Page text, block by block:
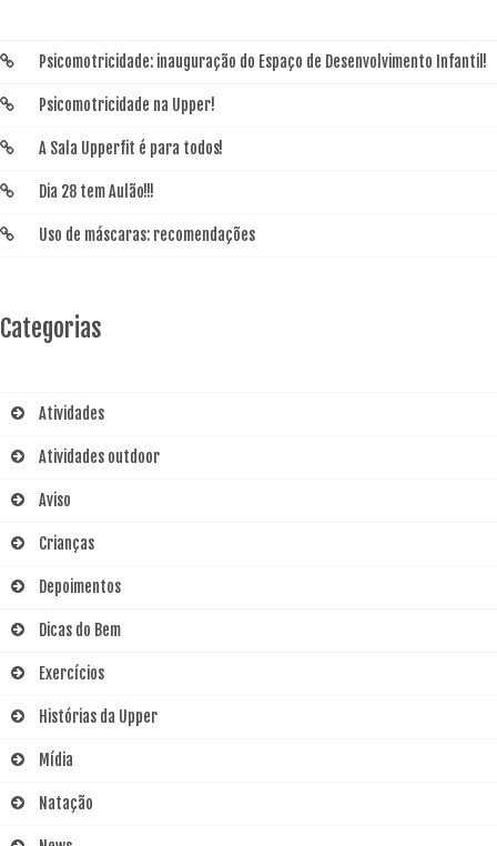
Psicomotricidade: inauguração do Espaço de Desenvolvimento Infantil!
Psicomotricidade na Upper!
A Sala Upperfit é para todos!
Dia 28 tem Aulão!!!
Uso de máscaras: recomendações
Categorias
Atividades
Atividades outdoor
Aviso
Crianças
Depoimentos
Dicas do Bem
Exercícios
Histórias da Upper
Mídia
Natação